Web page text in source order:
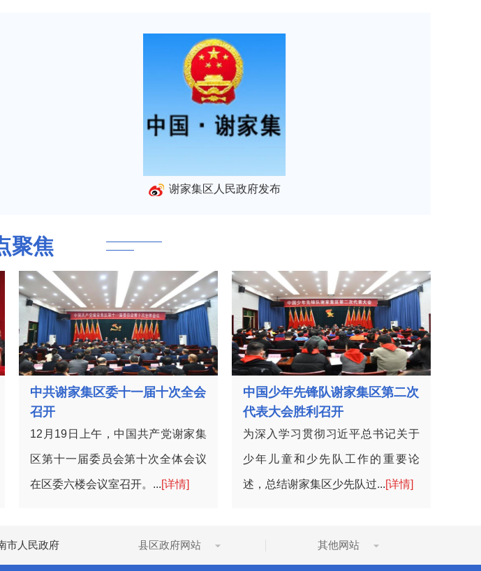
谢家集区人民政府发布
聚焦
中共谢家集区委十一届十次全会
召开
12月19日上午，中国共产党谢家集
区第十一届委员会第十次全体会议
在区委六楼会议室召开。...[详情]
中国少年先锋队谢家集区第二次
代表大会胜利召开
为深入学习贯彻习近平总书记关于
少年儿童和少先队工作的重要论
述，总结谢家集区少先队过...[详情]
市人民政府 县区政府网站 其他网站